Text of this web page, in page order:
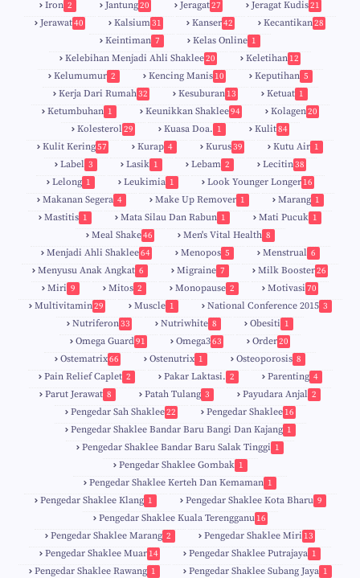
Iron 2 Jantung20 Jeragat27 Jeragat Kudis21
Jerawat40 Kalsium31 Kanser42 Kecantikan28
Keintiman 7 Kelas Online 1
Kelebihan Menjadi Ahli Shaklee20 Keletihan 12
Kelumumur 2 Kencing Manis 10 Keputihan 5
Kerja Dari Rumah32 Kesuburan 13 Ketuat 1
Ketumbuhan 1 Keunikkan Shaklee94 Kolagen20
Kolesterol29 Kuasa Doa. 1 Kulit84
Kulit Kering57 Kurap 4 Kurus39 Kutu Air 1
Label 3 Lasik 1 Lebam 2 Lecitin38
Lelong 1 Leukimia 1 Look Younger Longer 16
Makanan Segera 4 Make Up Remover 1 Marang 1
Mastitis 1 Mata Silau Dan Rabun 1 Mati Pucuk 1
Meal Shake46 Men's Vital Health 8
Menjadi Ahli Shaklee64 Menopos 5 Menstrual 6
Menyusu Anak Angkat 6 Migraine 7 Milk Booster26
Miri 9 Mitos 2 Monopause 2 Motivasi 70
Multivitamin29 Muscle 1 National Conference 2015 3
Nutriferon33 Nutriwhite 8 Obesiti 1
Omega Guard91 Omega363 Order20
Ostematrix66 Ostenutrix 1 Osteoporosis 8
Pain Relief Caplet 2 Pakar Laktasi. 2 Parenting 4
Parut Jerawat 8 Patah Tulang 3 Payudara Anjal 2
Pengedar Sah Shaklee22
9
Pengedar Shaklee 16
5
Pengedar Shaklee Bandar Baru Bangi Dan Kajang 1
Pengedar Shaklee Bandar Baru Salak Tinggi 1
Pengedar Shaklee Gombak 1
Pengedar Shaklee Kerteh Dan Kemaman 1
Pengedar Shaklee Klang 1 Pengedar Shaklee Kota Bharu 9
Pengedar Shaklee Kuala Terengganu 16
4
Pengedar Shaklee Marang 2 Pengedar Shaklee Miri 13
1
Pengedar Shaklee Muar 14
0
Pengedar Shaklee Putrajaya 1
Pengedar Shaklee Rawang 1 Pengedar Shaklee Subang Jaya 1